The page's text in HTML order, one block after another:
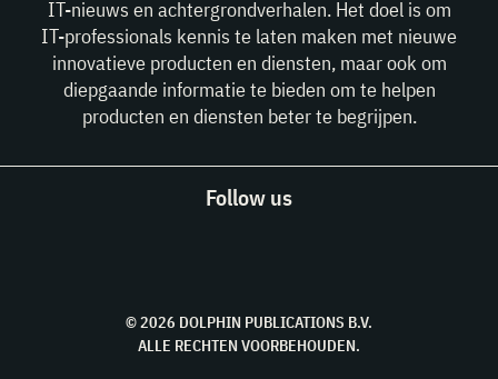
IT-nieuws en achtergrondverhalen. Het doel is om
IT-professionals kennis te laten maken met nieuwe
innovatieve producten en diensten, maar ook om
diepgaande informatie te bieden om te helpen
producten en diensten beter te begrijpen.
Follow us
© 2026 DOLPHIN PUBLICATIONS B.V.
ALLE RECHTEN VOORBEHOUDEN.